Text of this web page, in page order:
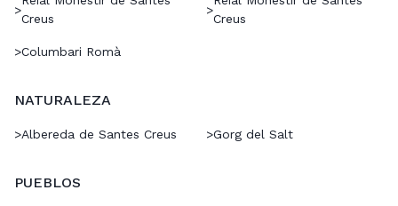
>
Creus
>
Creus
>Columbari Romà
NATURALEZA
>Albereda de Santes Creus >Gorg del Salt
PUEBLOS